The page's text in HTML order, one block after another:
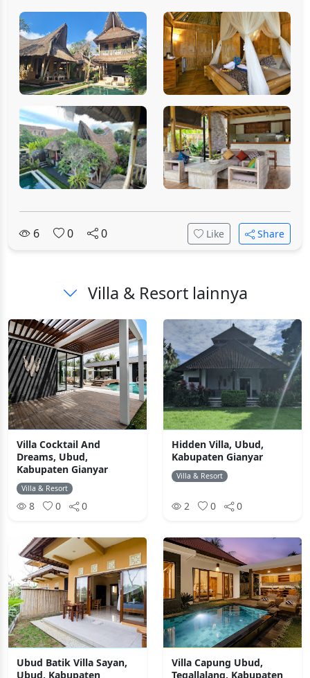
6 0 0 Like Share
Villa & Resort lainnya
Villa Cocktail And
Dreams, Ubud,
Kabupaten Gianyar
Villa & Resort
8 0 0
Hidden Villa, Ubud,
Kabupaten Gianyar
Villa & Resort
2 0 0
Ubud Batik Villa Sayan,
Ubud, Kabupaten
Villa Capung Ubud,
Tegallalang, Kabupaten